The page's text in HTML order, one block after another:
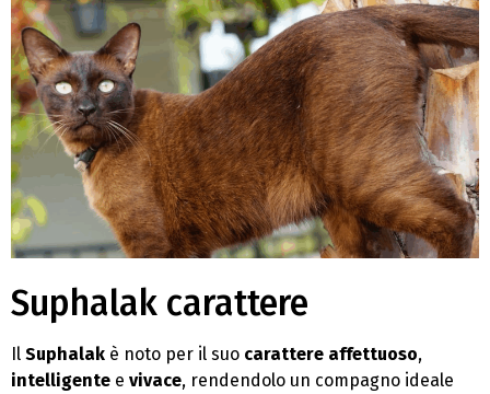
Suphalak carattere
Il Suphalak è noto per il suo carattere affettuoso,
intelligente e vivace, rendendolo un compagno ideale